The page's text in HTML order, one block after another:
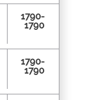
1790-
1790
1790-
1790